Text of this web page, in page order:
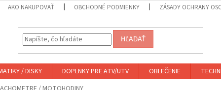
AKO NAKUPOVAŤ OBCHODNÉ PODMIENKY ZÁSADY OCHRANY
HĽADAŤ
/ DISKY DOPLNKY PRE ATV/UTV OBLEČENIE